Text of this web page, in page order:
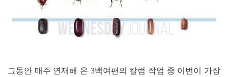
그동안 매주 연재해 온 3백여편의 칼럼 작업 중 이번이 가장